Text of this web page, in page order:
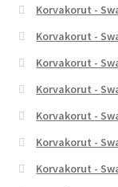
Korvakorut -
Korvakorut -
Korvakorut -
Korvakorut -
Korvakorut -
Korvakorut -
Korvakorut -